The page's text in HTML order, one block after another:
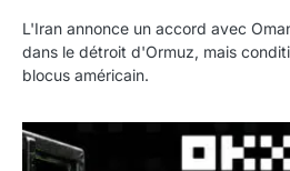
L'Iran annonce un accord avec
dans le détroit d'Ormuz, mais
blocus américain.
OKX relance une campagne